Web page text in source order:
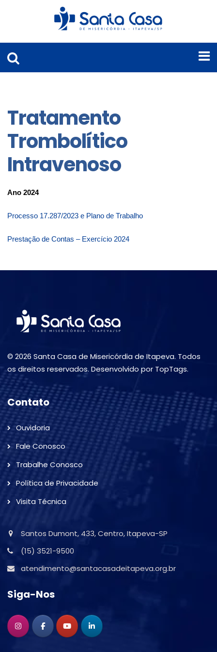
Tratamento
Trombolítico
Intravenoso
Ano 2024
Processo 17.287/2023 e Plano de Trabalho
Prestação de Contas – Exercício 2024
© 2026 Santa Casa de Misericórdia de Itapeva. Todos
os direitos reservados. Desenvolvido por TopTags.
Contato
Ouvidoria
Fale Conosco
Trabalhe Conosco
Política de Privacidade
Visita Técnica
Santos Dumont, 433, Centro, Itapeva-SP
(15) 3521-9500
atendimento@santacasadeitapeva.org.br
Siga-Nos